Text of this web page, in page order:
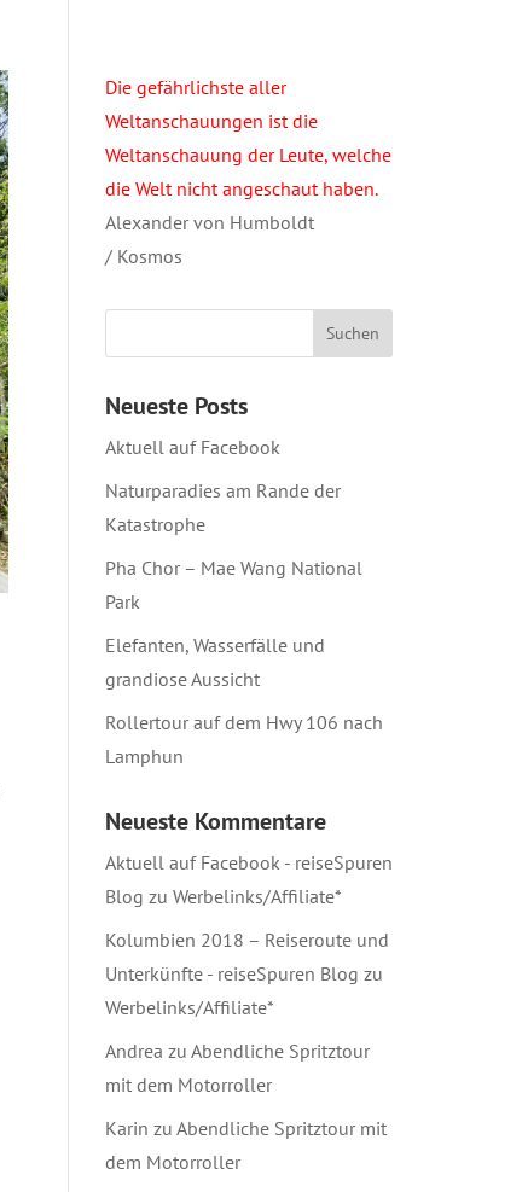
Die gefährlichste aller
Weltanschauungen ist die
Weltanschauung der Leute, welche
die Welt nicht angeschaut haben.
Alexander von Humboldt
/ Kosmos
Neueste Posts
Aktuell auf Facebook
Naturparadies am Rande der
Katastrophe
Pha Chor – Mae Wang National
Park
Elefanten, Wasserfälle und
grandiose Aussicht
Rollertour auf dem Hwy 106 nach
Lamphun
Neueste Kommentare
Aktuell auf Facebook - reiseSpuren
Blog zu Werbelinks/Affiliate*
Kolumbien 2018 – Reiseroute und
Unterkünfte - reiseSpuren Blog zu
Werbelinks/Affiliate*
Andrea zu Abendliche Spritztour
mit dem Motorroller
Karin zu Abendliche Spritztour mit
dem Motorroller